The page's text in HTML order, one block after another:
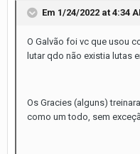
Em 1/24/2022 at 4:34
O Galvão foi vc que usou
lutar qdo não existia lutas
Os Gracies (alguns)
como um todo, sem